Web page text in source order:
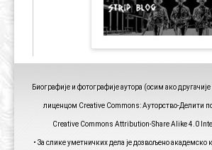
Биографије и фотографије аутора (осим ако
лиценцом Creative Commons: Ауторство-Делити
Creative Commons Attribution-Share Alike 4.0
• За слике уметничких дела је дозвољено